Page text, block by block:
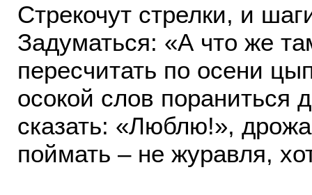
Стрекочут стрелки, и
Задуматься: «А что же
пересчитать по осени
осокой слов пораниться
сказать: «Люблю!»,
поймать – не журавля,